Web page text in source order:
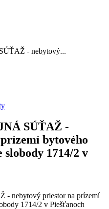
- nebytový...
SÚŤAŽ -
bytového
slobody 1714/2 v
nebytový priestor na prízemí
1714/2 v Piešťanoch